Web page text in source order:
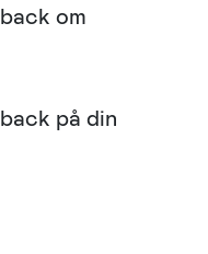
om
på din